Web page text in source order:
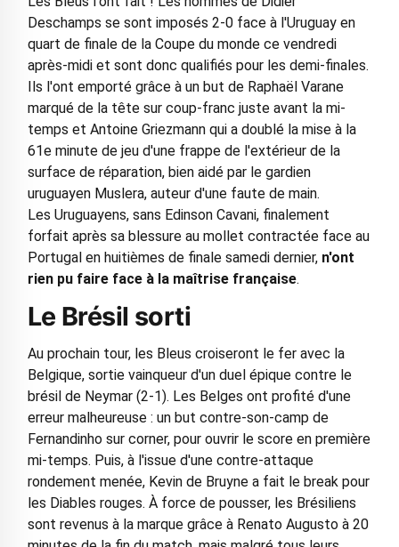
Deschamps se sont imposés 2-0 face à l'Uruguay en
quart de finale de la Coupe du monde ce vendredi
après-midi et sont donc qualifiés pour les demi-finales.
Ils l'ont emporté grâce à un but de Raphaël Varane
marqué de la tête sur coup-franc juste avant la mi-
temps et Antoine Griezmann qui a doublé la mise à la
61e minute de jeu d'une frappe de l'extérieur de la
surface de réparation, bien aidé par le gardien
uruguayen Muslera, auteur d'une faute de main.
Les Uruguayens, sans Edinson Cavani, finalement
forfait après sa blessure au mollet contractée face au
Portugal en huitièmes de finale samedi dernier, n'ont
rien pu faire face à la maîtrise française.
Le Brésil sorti
Au prochain tour, les Bleus croiseront le fer avec la
Belgique, sortie vainqueur d'un duel épique contre le
brésil de Neymar (2-1). Les Belges ont profité d'une
erreur malheureuse : un but contre-son-camp de
Fernandinho sur corner, pour ouvrir le score en première
mi-temps. Puis, à l'issue d'une contre-attaque
rondement menée, Kevin de Bruyne a fait le break pour
les Diables rouges. À force de pousser, les Brésiliens
sont revenus à la marque grâce à Renato Augusto à 20